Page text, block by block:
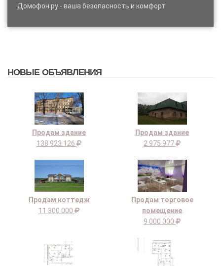
Домофон.ру - ваша безопасность и комфорт
НОВЫЕ ОБЪЯВЛЕНИЯ
Продам здание
138 923 126
Продам здание
2 975 977
Продам коттедж
11 300 000
Продам торговое
помещение
9 000 000